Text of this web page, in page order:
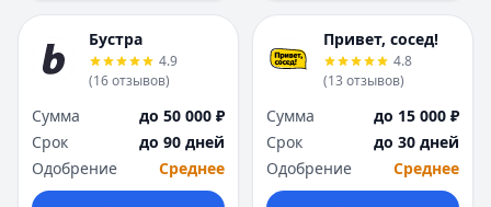
Бустра
4.9
(16отзывов)
Сумма
до 50 000 ₽
Срок
до 90 дней
Одобрение
Среднее
Привет, сосед!
4.8
(13 отзывов)
Сумма
до 15 000 ₽
Срок
до 30 дней
Одобрение
Среднее